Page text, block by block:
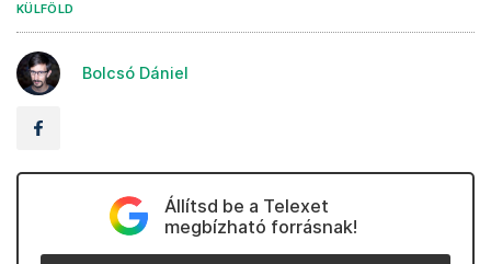
KÜLFÖLD
Bolcsó Dániel
Állítsd be a Telexet
megbízható forrásnak!